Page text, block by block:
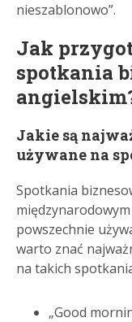
nieszablonowo”.
Jak
spotkania
Jakie są
używane na
Spotkania
powszechnie
warto znać
na takich
„Good